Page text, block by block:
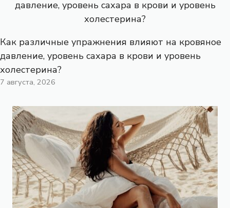
Как различные упражнения влияют на кровяное
давление, уровень сахара в крови и уровень
холестерина?
7 августа, 2026